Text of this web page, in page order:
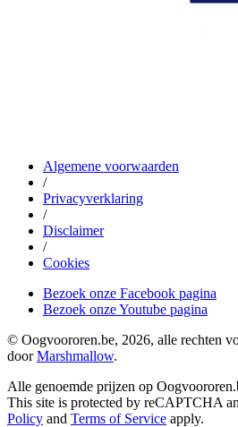
Algemene voorwaarden
/
Privacyverklaring
/
Disclaimer
/
Cookies
Bezoek onze Facebook pagina
Bezoek onze Youtube pagina
© Oogvoororen.be, 2026, alle rechten
doorMarshmallow.
Alle genoemde prijzen op
This site is protected by reCAPTCHA
Policy and Terms of Service apply.